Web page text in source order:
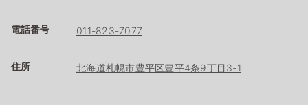
電話番号 011-823-7077
住所 北海道札幌市豊平区豊平4条9丁目3-1